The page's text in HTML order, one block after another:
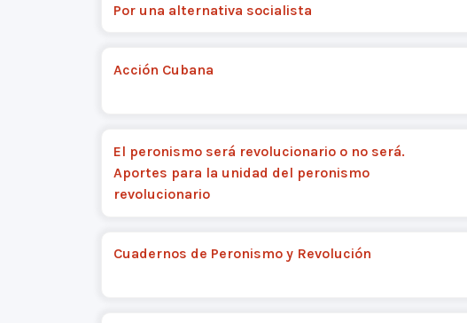
Por una alternativa socialista
Acción Cubana
El peronismo será revolucionario o no será.
Aportes para la unidad del peronismo
revolucionario
Cuadernos de Peronismo y Revolución